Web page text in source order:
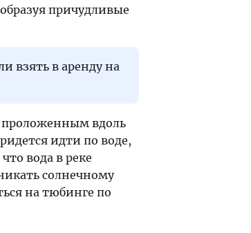
причудливые
взять в аренду на
проложенным вдоль
идти по воде,
вода в реке
солнечному
на тюбинге по